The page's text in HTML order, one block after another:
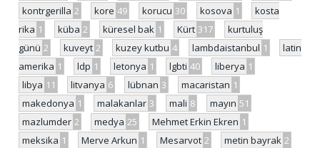
kontrgerilla 2 kore 49 korucu 30 kosova 1
kosta
rika 1 küba 2 küresel bak 1 Kürt 317
kurtuluş
günü 2 kuveyt 2 kuzey kutbu 4 lambdaistanbul 1
latin
amerika 1 ldp 1 letonya 1 lgbti 40 liberya 1
libya 11 litvanya 6 lübnan 3 macaristan 1
makedonya 1 malakanlar 3 mali 8 mayın 51
mazlumder 2 medya 25 Mehmet Erkin Ekren 1
meksika 1 Merve Arkun 1 Mesarvot 2 metin bayrak 2